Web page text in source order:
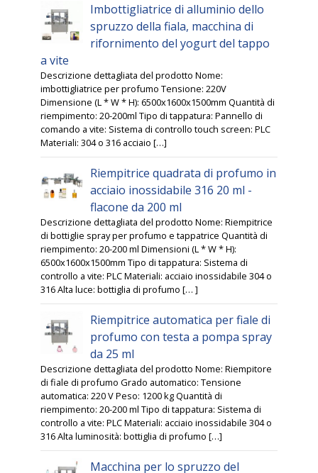
Imbottigliatrice di alluminio dello
spruzzo della fiala, macchina di
rifornimento del yogurt del tappo
a vite
Descrizione dettagliata del prodotto Nome:
imbottigliatrice per profumo Tensione: 220V
Dimensione (L * W * H): 6500x1600x1500mm Quantità di
riempimento: 20-200ml Tipo di tappatura: Pannello di
comando a vite: Sistema di controllo touch screen: PLC
Materiali: 304 o 316 acciaio […]
Riempitrice quadrata di profumo in
acciaio inossidabile 316 20 ml -
flacone da 200 ml
Descrizione dettagliata del prodotto Nome: Riempitrice
di bottiglie spray per profumo e tappatrice Quantità di
riempimento: 20-200 ml Dimensioni (L * W * H):
6500x1600x1500mm Tipo di tappatura: Sistema di
controllo a vite: PLC Materiali: acciaio inossidabile 304 o
316 Alta luce: bottiglia di profumo [… ]
Riempitrice automatica per fiale di
profumo con testa a pompa spray
da 25 ml
Descrizione dettagliata del prodotto Nome: Riempitore
di fiale di profumo Grado automatico: Tensione
automatica: 220 V Peso: 1200 kg Quantità di
riempimento: 20-200 ml Tipo di tappatura: Sistema di
controllo a vite: PLC Materiali: acciaio inossidabile 304 o
316 Alta luminosità: bottiglia di profumo […]
Macchina per lo spruzzo del